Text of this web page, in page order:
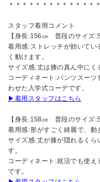
＊＊＊＊＊＊＊＊＊＊＊＊＊
スタッフ着用コメント
【身長:156㎝ 普段のサイズ
着用感:ストレッチが効いてい
く動けます。
サイズ感:丈は膝の真ん中にく
コーディネート:パンツスー
わせた入学式コーデです。
▶着用スタッフはこちら
【身長:158㎝ 普段のサイズ
着用感:形がすごく綺麗で、動
サイズ感:丈が膝が隠れるく
す。
コーディネート:就活でも使
です。